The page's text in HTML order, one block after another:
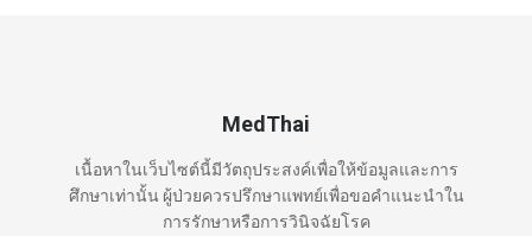
MedThai
เนื้อหาในเว็บไซต์นี้มีวัตถุประสงค์เพื่อให้ข้อมูลและการ
ศึกษาเท่านั้น ผู้ป่วยควรปรึกษาแพทย์เพื่อขอคำแนะนำใน
การรักษาหรือการวินิจฉัยโรค